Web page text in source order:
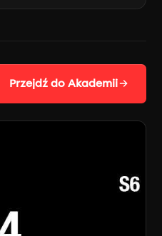
Przejdź do Akademii